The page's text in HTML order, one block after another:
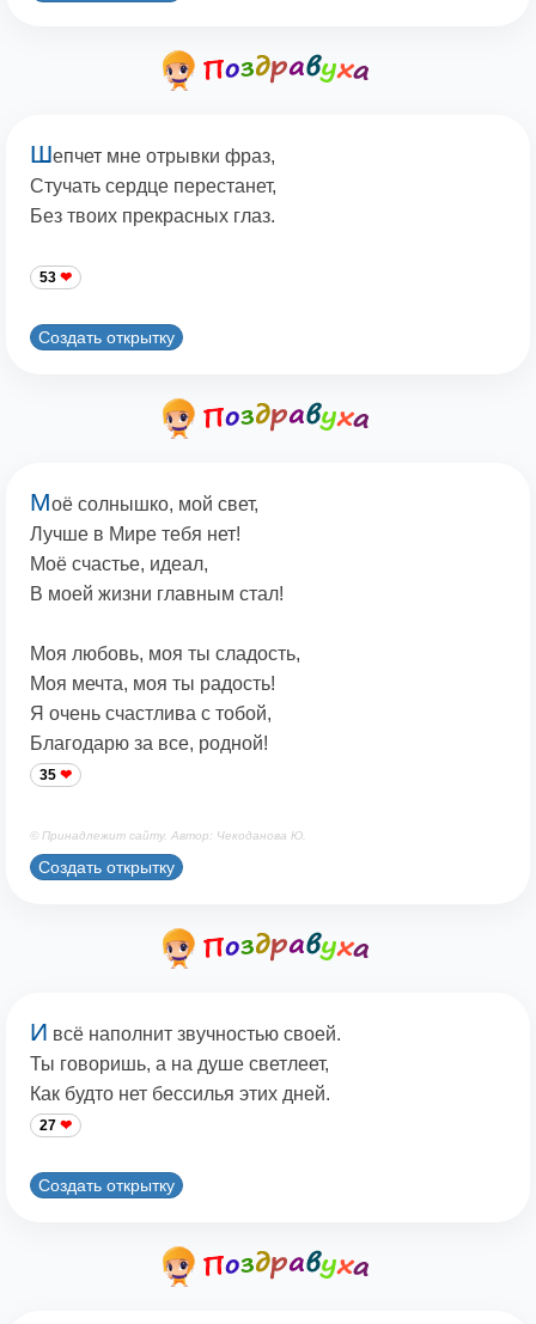
Шепчет мне отрывки фраз,
Стучать сердце перестанет,
Без твоих прекрасных глаз.
53
Создать открытку
Моё солнышко, мой свет,
Лучше в Мире тебя нет!
Моё счастье, идеал,
В моей жизни главным стал!
Моя любовь, моя ты сладость,
Моя мечта, моя ты радость!
Я очень счастлива с тобой,
Благодарю за все, родной!
35
© Принадлежит сайту. Автор: Чекоданова Ю.
Создать открытку
И всё наполнит звучностью своей.
Ты говоришь, а на душе светлеет,
Как будто нет бессилья этих дней.
27
Создать открытку